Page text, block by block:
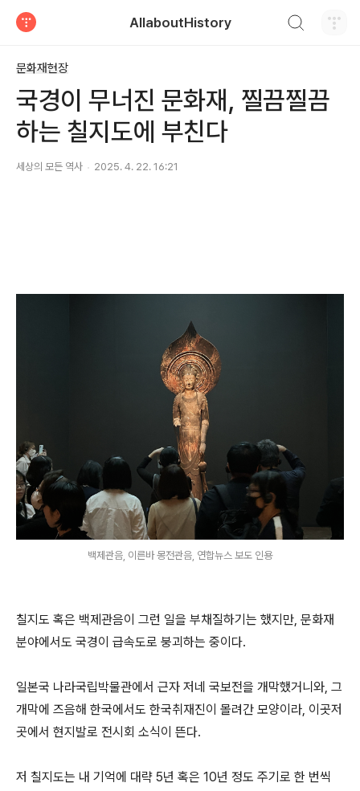
AllaboutHistory
문화재현장
국경이 무너진 문화재, 찔끔찔끔
하는 칠지도에 부친다
세상의 모든 역사 2025. 4. 22. 16:21
백제관음, 이른바 몽전관음, 연합뉴스 보도 인용
칠지도 혹은 백제관음이 그런 일을 부채질하기는 했지만, 문화재
분야에서도 국경이 급속도로 붕괴하는 중이다.
일본국 나라국립박물관에서 근자 저네 국보전을 개막했거니와, 그
개막에 즈음해 한국에서도 한국취재진이 몰려간 모양이라, 이곳저
곳에서 현지발로 전시회 소식이 뜬다.
저 칠지도는 내 기억에 대략 5년 혹은 10년 정도 주기로 한 번씩